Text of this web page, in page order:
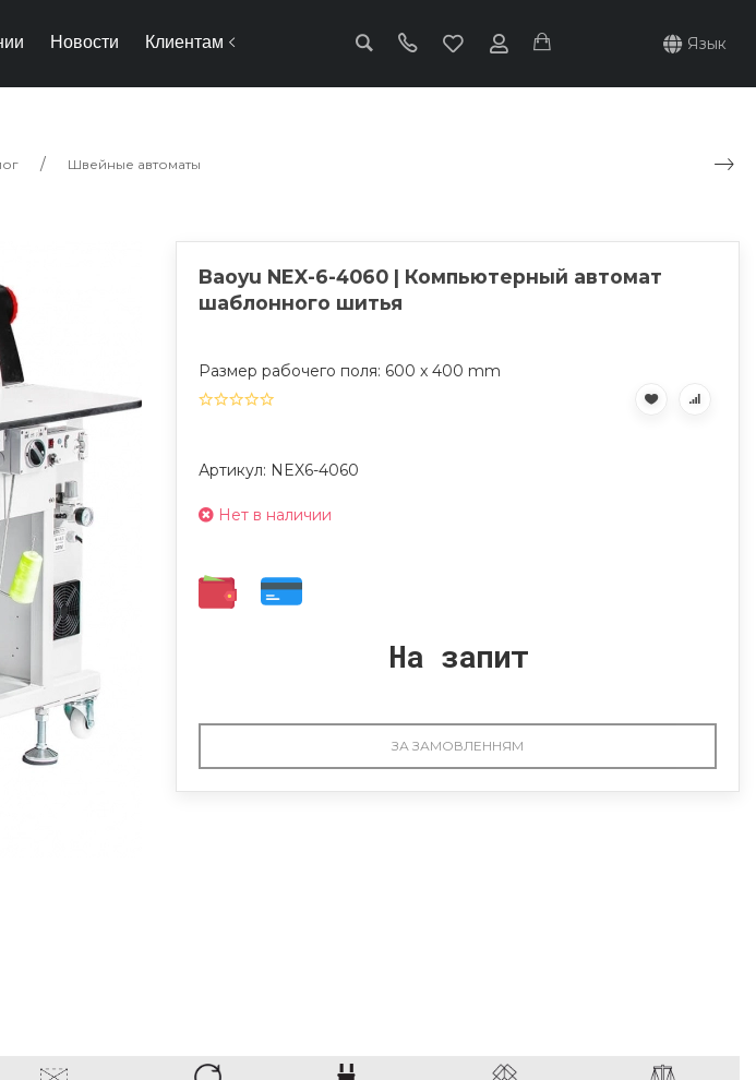
Новости Клиентам Язык
Швейные автоматы
Baoyu NEX-6-4060 | Компьютерный автомат
шаблонного шитья
Размер рабочего поля: 600 x 400 mm
Артикул: NEX6-4060
Нет в наличии
На запит
ЗА ЗАМОВЛЕННЯМ